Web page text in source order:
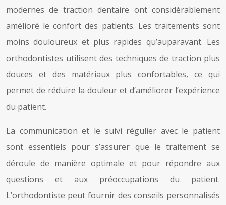
modernes de traction dentaire ont considérablement
amélioré le confort des patients. Les traitements sont
moins douloureux et plus rapides qu’auparavant. Les
orthodontistes utilisent des techniques de traction plus
douces et des matériaux plus confortables, ce qui
permet de réduire la douleur et d’améliorer l’expérience
du patient.
La communication et le suivi régulier avec le patient
sont essentiels pour s’assurer que le traitement se
déroule de manière optimale et pour répondre aux
questions et aux préoccupations du patient.
L’orthodontiste peut fournir des conseils personnalisés